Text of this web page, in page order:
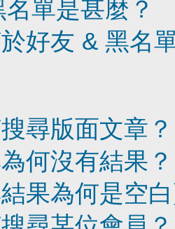
單是甚麼？
好友 & 黑名
尋版面文章？
何沒有結果？
果為何是空